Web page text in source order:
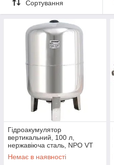
Сортування
Гідроакумулятор
вертикальний, 100 л,
нержавіюча сталь, NPO VT
100 SS / Розширювальний
бак
Немає в наявності